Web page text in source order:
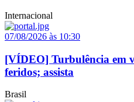
Internacional
07/08/2026 às 10:30
[VÍDEO] Turbulência em
feridos; assista
Brasil